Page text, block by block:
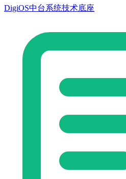
DigiOS中台系统技术底座